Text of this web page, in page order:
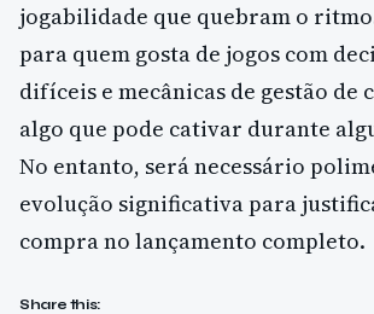
jogabilidade que quebram o
para quem gosta de jogos com
difíceis e mecânicas de gestão de
algo que pode cativar durante
No entanto, será necessário
evolução significativa para
compra no lançamento completo.
Share this: